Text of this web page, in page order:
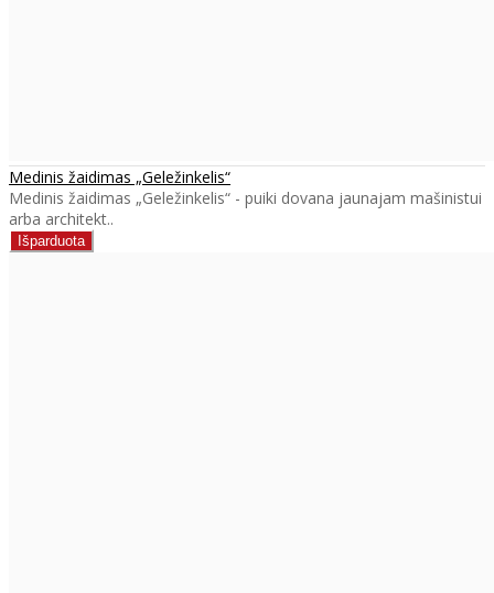
Medinis žaidimas „Geležinkelis“
Medinis žaidimas „Geležinkelis“ - puiki dovana jaunajam mašinistui
arba architekt..